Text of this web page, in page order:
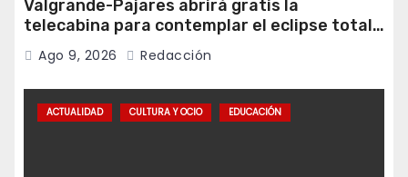
Valgrande-Pajares abrirá gratis la
telecabina para contemplar el eclipse total
desde Cuitunigru
Ago 9, 2026 Redacción
ACTUALIDAD CULTURA Y OCIO EDUCACIÓN